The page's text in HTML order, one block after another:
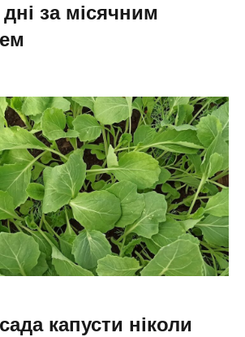
за місячним
капусти ніколи